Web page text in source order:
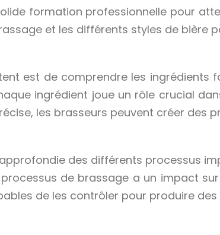
formation professionnelle pour
et les différents styles de bière
est de comprendre les ingrédients
ingrédient joue un rôle crucial
les brasseurs peuvent créer des
des différents processus
de brassage a un impact
de les contrôler pour produire